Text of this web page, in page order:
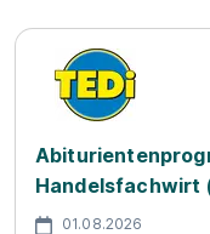
Handelsfachwirt
01.08.2026